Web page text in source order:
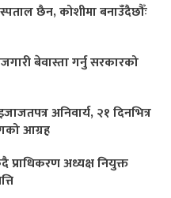
छैन, कोशीमा बनाउँदैछौँः
बेवास्ता गर्नु सरकारको
अनिवार्य, २१ दिनभित्र
आग्रह
प्राधिकरण अध्यक्ष नियुक्त